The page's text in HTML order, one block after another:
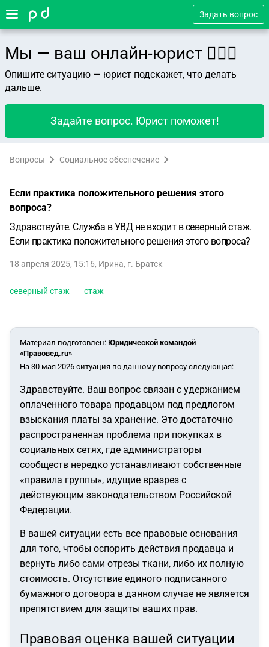
Задать вопрос
Мы — ваш онлайн-юрист 👨🏻‍⚖️
Опишите ситуацию — юрист подскажет, что делать
дальше.
Задайте вопрос. Юрист поможет!
Вопросы Социальное обеспечение
Если практика положительного решения этого
вопроса?
Здравствуйте. Служба в УВД не входит в северный стаж.
Если практика положительного решения этого вопроса?
18 апреля 2025, 15:16, Ирина, г. Братск
северный стаж стаж
Материал подготовлен: Юридической командой
«Правовед.ru»
На 30 мая 2026 ситуация по данному вопросу следующая:
Здравствуйте. Ваш вопрос связан с удержанием
оплаченного товара продавцом под предлогом
взыскания платы за хранение. Это достаточно
распространенная проблема при покупках в
социальных сетях, где администраторы
сообществ нередко устанавливают собственные
«правила группы», идущие вразрез с
действующим законодательством Российской
Федерации.
В вашей ситуации есть все правовые основания
для того, чтобы оспорить действия продавца и
вернуть либо сами отрезы ткани, либо их полную
стоимость. Отсутствие единого подписанного
бумажного договора в данном случае не является
препятствием для защиты ваших прав.
Правовая оценка вашей ситуации